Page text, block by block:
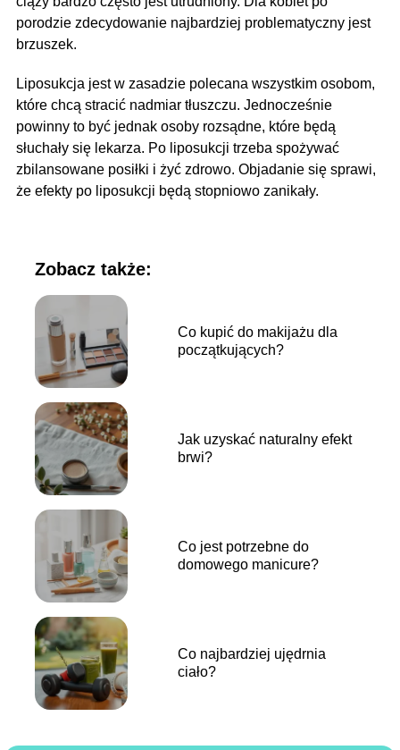
porodzie zdecydowanie najbardziej problematyczny jest
brzuszek.
Liposukcja jest w zasadzie polecana wszystkim osobom,
które chcą stracić nadmiar tłuszczu. Jednocześnie
powinny to być jednak osoby rozsądne, które będą
słuchały się lekarza. Po liposukcji trzeba spożywać
zbilansowane posiłki i żyć zdrowo. Objadanie się sprawi,
że efekty po liposukcji będą stopniowo zanikały.
Zobacz także:
Co kupić do makijażu dla
początkujących?
Jak uzyskać naturalny efekt
brwi?
Co jest potrzebne do
domowego manicure?
Co najbardziej ujędrnia
ciało?